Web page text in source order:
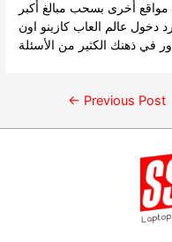
بينما تسمح مواقع أخرى بسحب مبالغ أكبر
دخول عالم العاب كازينو اون
← Previous Post